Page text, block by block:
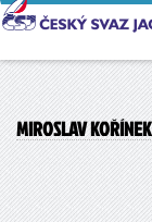
MIROSLAV KOŘÍNEK